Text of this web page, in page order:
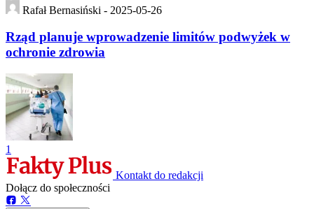
Rafał Bernasiński - 2025-05-26
Rząd planuje wprowadzenie limitów podwyżek w
ochronie zdrowia
1
Kontakt do redakcji
Dołącz do społeczności